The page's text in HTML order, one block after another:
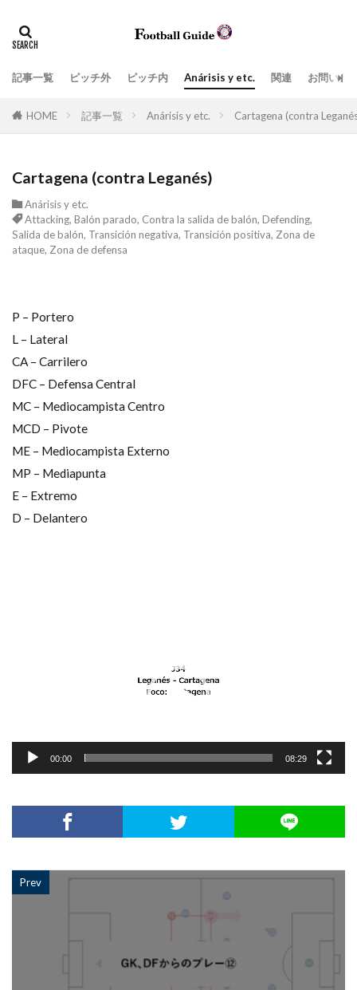
記事一覧 ピッチ外 ピッチ内 Anárisis y etc. 関連 お問い合
HOME 記事一覧 Anárisis y etc. Cartagena (contra
Cartagena (contra Leganés)
Anárisis y etc.
Attacking, Balón parado, Contra la salida de balón, Defending,
Salida de balón, Transición negativa, Transición positiva, Zona de
ataque, Zona de defensa
P – Portero
L – Lateral
CA – Carrilero
DFC – Defensa Central
MC – Mediocampista Centro
MCD – Pivote
ME – Mediocampista Externo
MP – Mediapunta
E – Extremo
D – Delantero
00:00 08:29
Prev
指導現場
ペネトレーション
場面の切り取り方によって見えてくるもの
学び
実践的
密集エリアでのポゼッションと適切なタイミングの前進
ビルドアップ阻止
教育
日本スタイル
目標達成のツール
組織運営
練習スタイル
ネガティブトランジション
Zona de ataque
Contra la salida de balón
entrenamiento
Individual
Salida de balón
Zona de defensa
「詳しくはこちら」リンク先
「選手の特徴」の活用法